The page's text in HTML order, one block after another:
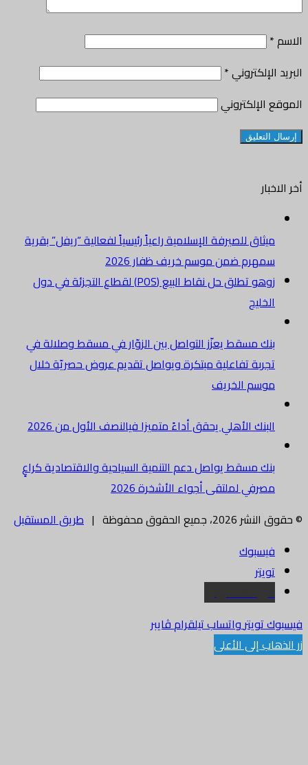
الاسم*
البريد الإلكتروني*
الموقع الإلكتروني
أخر الاخبار
ميثاق للصيرفة الإسلامية راعياً رئيسياً لفعالية “ريفل” بقرية
سمهرم ضمن موسم خريف ظفار 2026
زوهو تطلق حل نقاط البيع (POS) لقطاع التجزئة في دول
الخليج
بنك مسقط يعزّز التواصل بين الزوّار في مسقط وصلالة في
تجربة تفاعلية مبتكرة ويواصل تقديم عروض حصريّة خلال
موسم الخريف
البنك الأهلي يحقق أداءً متميزا فيالنصف الأول من 2026
بنك مسقط يواصل دعم التنمية السياحية والاقتصادية كراعٍ
مصرفي لملتقى أجواء الأشخرة 2026
© حقوق النشر 2026، جميع الحقوق محفوظة |
طريق المستقبل
فيسبوك
تويتر
البريد الالكتروني
فيسبوكتويترواتسابتيلقرامڤايبر
زر الذهاب إلى الأعلى